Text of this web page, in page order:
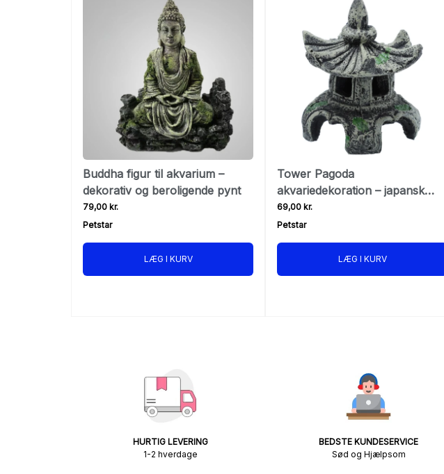
Buddha figur til akvarium –
dekorativ og beroligende pynt
79,00 kr.
Petstar
LÆG I KURV
Tower Pagoda
akvariedekoration – japansk
hule til fisk
69,00 kr.
Petstar
LÆG I KURV
HURTIG LEVERING
1-2 hverdage
BEDSTE KUNDESERVICE
Sød og Hjælpsom